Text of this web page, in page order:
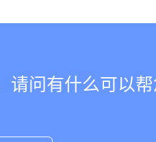
请问有什么可以